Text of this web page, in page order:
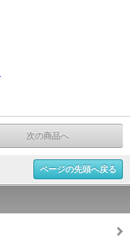
次の商品へ
ページの先頭へ戻る